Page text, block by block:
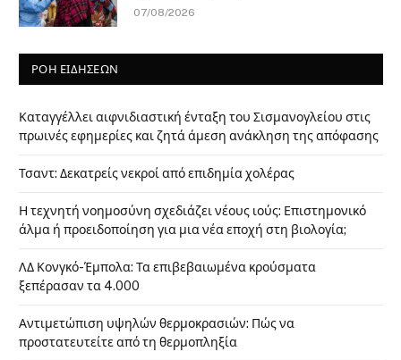
07/08/2026
ΡΟΗ ΕΙΔΗΣΕΩΝ
Καταγγέλλει αιφνιδιαστική ένταξη του Σισμανογλείου στις
πρωινές εφημερίες και ζητά άμεση ανάκληση της απόφασης
Τσαντ: Δεκατρείς νεκροί από επιδημία χολέρας
Η τεχνητή νοημοσύνη σχεδιάζει νέους ιούς: Επιστημονικό
άλμα ή προειδοποίηση για μια νέα εποχή στη βιολογία;
ΛΔ Κονγκό-Έμπολα: Τα επιβεβαιωμένα κρούσματα
ξεπέρασαν τα 4.000
Αντιμετώπιση υψηλών θερμοκρασιών: Πώς να
προστατευτείτε από τη θερμοπληξία